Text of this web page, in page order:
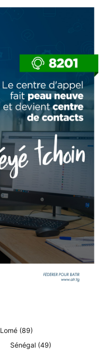
Lomé (89)
Sénégal (49)